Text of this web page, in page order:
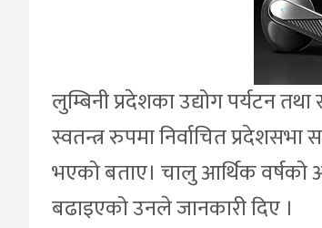
लुम्बिनी प्रदेशका उद्योग पर्यटन
स्वतन्त्र रुपमा निर्वाचित
भएको बताए। चालु आर्थिक वर्षको
बढाइएको उनले जानकारी दिए ।